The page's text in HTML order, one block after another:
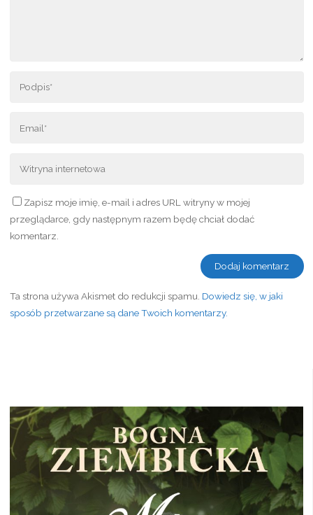
Zapisz moje imię, e-mail i adres URL witryny w mojej
przeglądarce, gdy następnym razem będę chciał dodać
komentarz.
Ta strona używa Akismet do redukcji spamu. Dowiedz się, w jaki
sposób przetwarzane są dane Twoich komentarzy.